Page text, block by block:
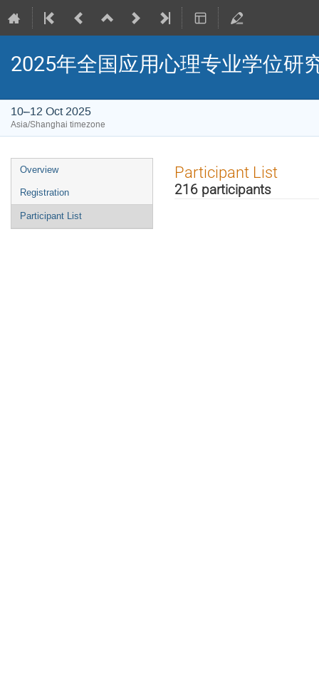
2025年全国应用心理专业学位研
10–12 Oct 2025
Asia/Shanghai timezone
Event
menu
Overview
Registration
Participant List
Participant List
216 participants